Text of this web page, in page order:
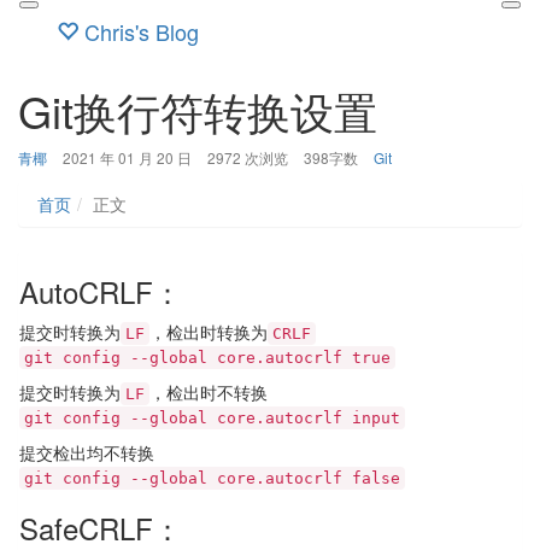
Chris's Blog
Git换行符转换设置
博
青椰
发
时
间：
2021 年 01 月 20 日 2972 次浏览 398字数
分
Git
首页 正文
AutoCRLF：
提交时转换为 LF ，检出时转换为 CRLF
git config --global core.autocrlf true
提交时转换为 LF ，检出时不转换
git config --global core.autocrlf input
提交检出均不转换
git config --global core.autocrlf false
SafeCRLF：